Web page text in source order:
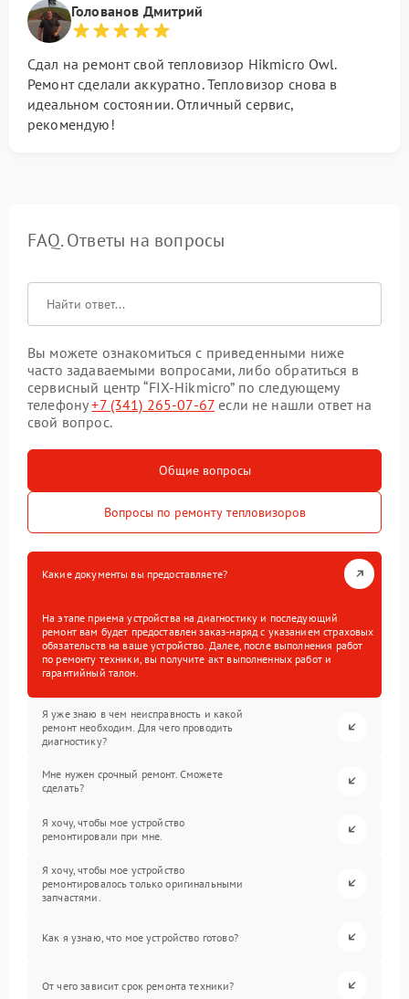
Голованов Дмитрий
Сдал на ремонт свой тепловизор Hikmicro Owl.
Ремонт сделали аккуратно. Тепловизор снова в
идеальном состоянии. Отличный сервис,
рекомендую!
FAQ. Ответы на вопросы
Вы можете ознакомиться с приведенными ниже
часто задаваемыми вопросами, либо обратиться в
сервисный центр “FIX-Hikmicro” по следующему
телефону+7 (341) 265-07-67 если не нашли ответ на
свой вопрос.
Общие вопросы
Вопросы по ремонту тепловизоров
Какие документы вы предоставляете?
На этапе приема устройства на диагностику и последующий
ремонт вам будет предоставлен заказ-наряд с указанием страховых
обязательств на ваше устройство. Далее, после выполнения работ
по ремонту техники, вы получите акт выполненных работ и
гарантийный талон.
Я уже знаю в чем неисправность и какой
ремонт необходим. Для чего проводить
диагностику?
Мне нужен срочный ремонт. Сможете
сделать?
Я хочу, чтобы мое устройство
ремонтировали при мне.
Я хочу, чтобы мое устройство
ремонтировалось только оригинальными
запчастями.
Как я узнаю, что мое устройство готово?
От чего зависит срок ремонта техники?